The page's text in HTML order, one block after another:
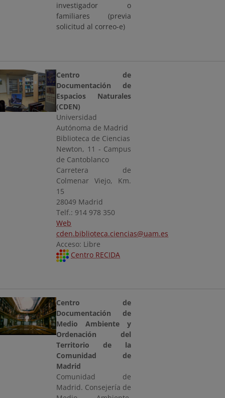
investigador o
familiares (previa
solicitud al correo-e)
Centro de
Documentación de
Espacios Naturales
(CDEN)
Universidad
Autónoma de Madrid
Biblioteca de Ciencias
Newton, 11 - Campus
de Cantoblanco
Carretera de
Colmenar Viejo, Km.
15
28049 Madrid
Telf.: 914 978 350
Web
cden.biblioteca.ciencias@uam.es
Acceso: Libre
Centro RECIDA
Centro de
Documentación de
Medio Ambiente y
Ordenación del
Territorio de la
Comunidad de
Madrid
Comunidad de
Madrid. Consejería de